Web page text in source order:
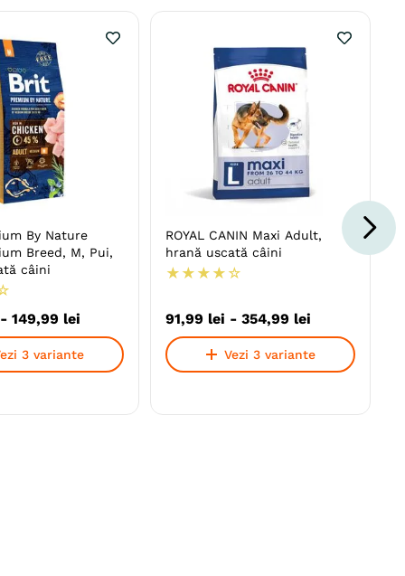
By Nature
Breed, M, Pui,
câini
- 149,99 lei
3 variante
ROYAL CANIN Maxi Adult,
hrană uscată câini
★ ★ ★ ★ ☆
91,99 lei - 354,99 lei
Vezi 3 variante